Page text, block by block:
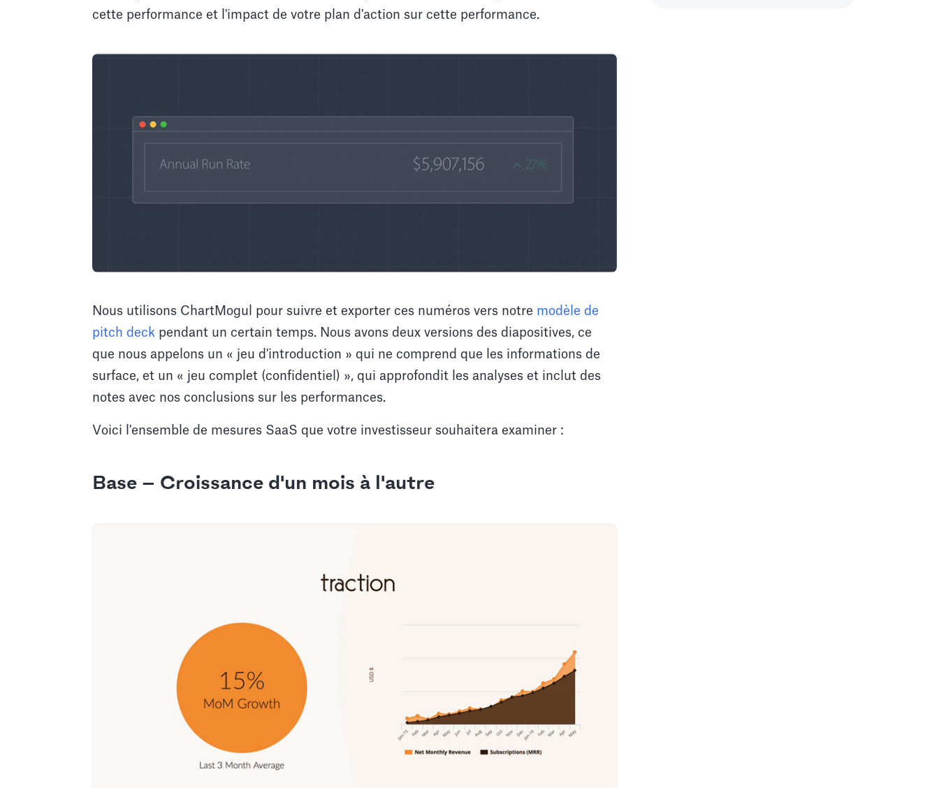
cette performance et l'impact de votre plan d'action sur cette performance.
Nous utilisons ChartMogul pour suivre et exporter ces numéros vers notre modèle de
pitch deck pendant un certain temps. Nous avons deux versions des diapositives, ce
que nous appelons un « jeu d'introduction » qui ne comprend que les informations de
surface, et un « jeu complet (confidentiel) », qui approfondit les analyses et inclut des
notes avec nos conclusions sur les performances.
Voici l'ensemble de mesures SaaS que votre investisseur souhaitera examiner :
Base — Croissance d'un mois à l'autre